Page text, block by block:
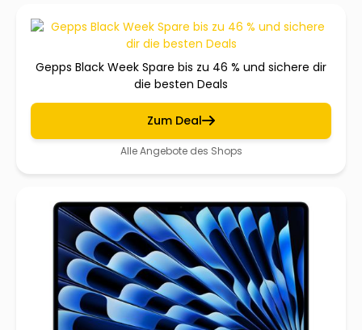
Gepps Black Week Spare bis zu 46 % und sichere dir
die besten Deals
Zum Deal
Alle Angebote des Shops